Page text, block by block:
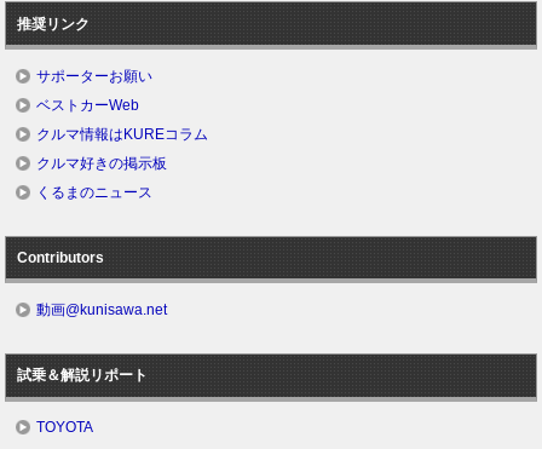
推奨リンク
サポーターお願い
ベストカーWeb
クルマ情報はKUREコラム
クルマ好きの掲示板
くるまのニュース
Contributors
動画@kunisawa.net
試乗＆解説リポート
TOYOTA